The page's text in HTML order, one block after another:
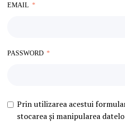
EMAIL
PASSWORD
Prin utilizarea acestui
stocarea și manipularea